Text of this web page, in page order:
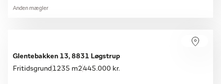
Anden mægler
Glentebakken 13, 8831 Løgstrup
Fritidsgrund 1235 m2445.000 kr.